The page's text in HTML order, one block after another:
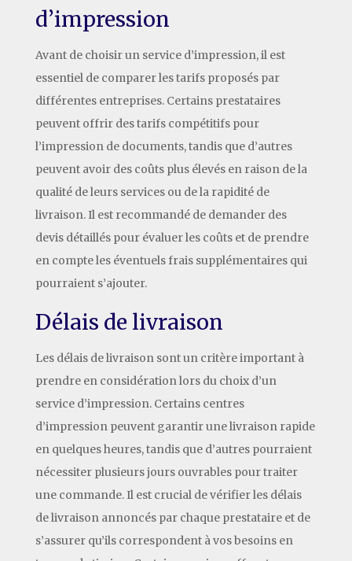
d’impression
Avant de choisir un service d’impression, il est
essentiel de comparer les tarifs proposés par
différentes entreprises. Certains prestataires
peuvent offrir des tarifs compétitifs pour
l’impression de documents, tandis que d’autres
peuvent avoir des coûts plus élevés en raison de la
qualité de leurs services ou de la rapidité de
livraison. Il est recommandé de demander des
devis détaillés pour évaluer les coûts et de prendre
en compte les éventuels frais supplémentaires qui
pourraient s’ajouter.
Délais de livraison
Les délais de livraison sont un critère important à
prendre en considération lors du choix d’un
service d’impression. Certains centres
d’impression peuvent garantir une livraison rapide
en quelques heures, tandis que d’autres pourraient
nécessiter plusieurs jours ouvrables pour traiter
une commande. Il est crucial de vérifier les délais
de livraison annoncés par chaque prestataire et de
s’assurer qu’ils correspondent à vos besoins en